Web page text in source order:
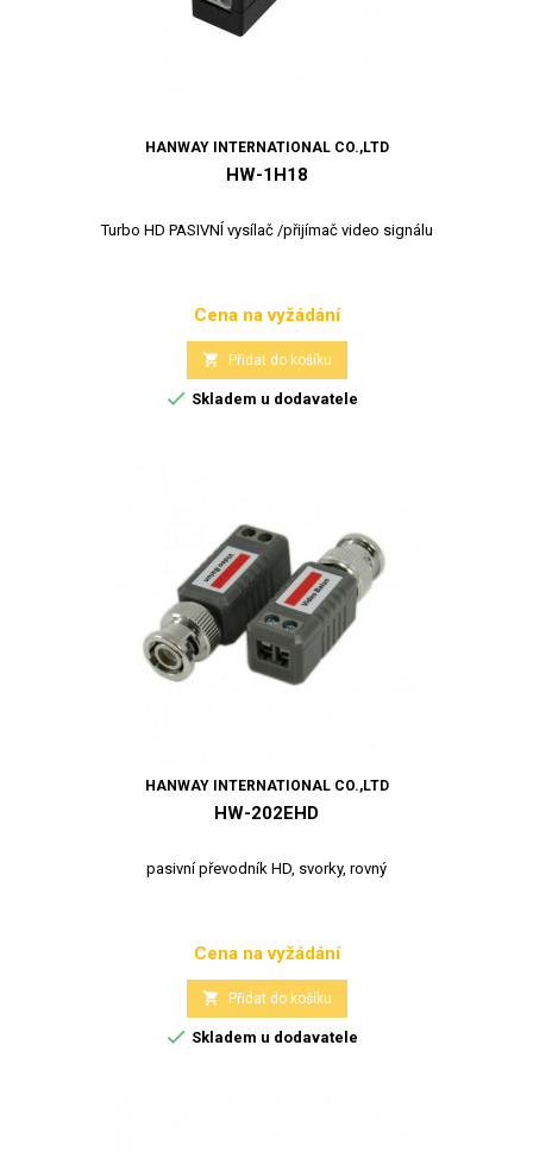
HANWAY INTERNATIONAL CO.,LTD
HW-1H18
Turbo HD PASIVNÍ vysílač /přijímač video signálu
Cena
Cena na vyžádání
 Přidat do košíku
 Skladem u dodavatele
HANWAY INTERNATIONAL CO.,LTD
HW-202EHD
pasivní převodník HD, svorky, rovný
Cena
Cena na vyžádání
 Přidat do košíku
 Skladem u dodavatele